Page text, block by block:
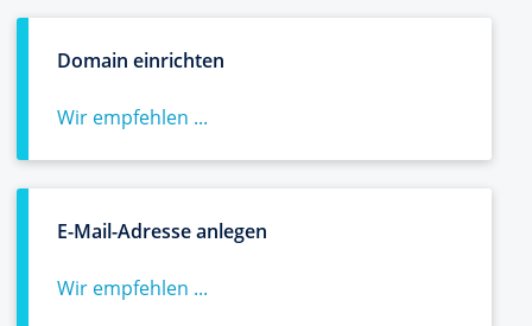
Domain einrichten
Wir empfehlen ...
E-Mail-Adresse anlegen
Wir empfehlen ...